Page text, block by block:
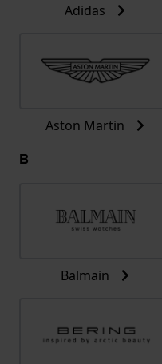
Adidas
Aston Martin
B
Balmain